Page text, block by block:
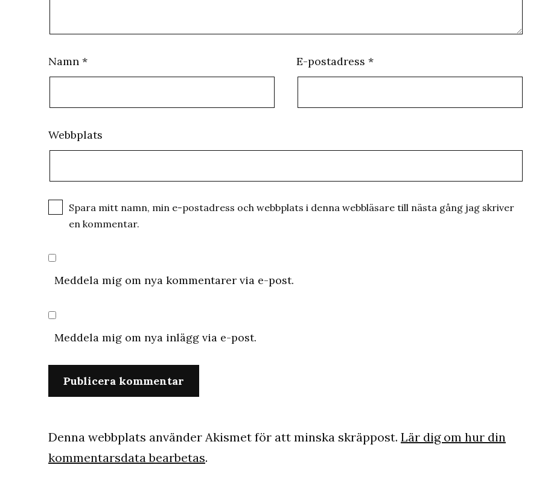
Namn * E-postadress *
Webbplats
Spara mitt namn, min e-postadress och webbplats i denna webbläsare till nästa gång jag skriver
en kommentar.
Meddela mig om nya kommentarer via e-post.
Meddela mig om nya inlägg via e-post.
Denna webbplats använder Akismet för att minska skräppost. Lär dig om hur din
kommentarsdata bearbetas.